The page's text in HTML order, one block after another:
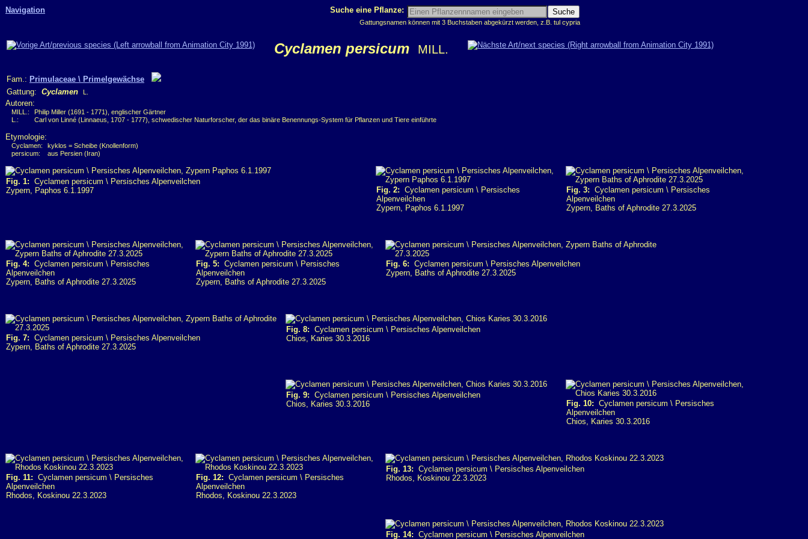
Navigation Suche eine Pflanze:
Gattungsnamen können mit 3 Buchstaben abgekürzt werden, z.B. tul cypria
Cyclamen persicum MILL.
Fam.: Primulaceae \ Primelgewächse
Gattung: Cyclamen L.
Autoren:
MILL.:
Philip Miller (1691 - 1771), englischer Gärtner
L.:
Carl von Linné (Linnaeus, 1707 - 1777), schwedischer Naturforscher, der das binäre Benennungs-System für Pflanzen und Tiere einführte
Etymologie:
Cyclamen:
kyklos = Scheibe (Knollenform)
persicum:
aus Persien (Iran)
Fig. 1: Cyclamen persicum \ Persisches Alpenveilchen
Zypern, Paphos 6.1.1997
Fig. 2: Cyclamen persicum \ Persisches
Alpenveilchen
Zypern, Paphos 6.1.1997
Fig. 3: Cyclamen persicum \ Persisches
Alpenveilchen
Zypern, Baths of Aphrodite 27.3.2025
Fig. 4: Cyclamen persicum \ Persisches
Alpenveilchen
Zypern, Baths of Aphrodite 27.3.2025
Fig. 5: Cyclamen persicum \ Persisches
Alpenveilchen
Zypern, Baths of Aphrodite 27.3.2025
Fig. 6: Cyclamen persicum \ Persisches Alpenveilchen
Zypern, Baths of Aphrodite 27.3.2025
Fig. 7: Cyclamen persicum \ Persisches Alpenveilchen
Zypern, Baths of Aphrodite 27.3.2025
Fig. 8: Cyclamen persicum \ Persisches Alpenveilchen
Chios, Karies 30.3.2016
Fig. 9: Cyclamen persicum \ Persisches Alpenveilchen
Chios, Karies 30.3.2016
Fig. 10: Cyclamen persicum \ Persisches
Alpenveilchen
Chios, Karies 30.3.2016
Fig. 11: Cyclamen persicum \ Persisches
Alpenveilchen
Rhodos, Koskinou 22.3.2023
Fig. 12: Cyclamen persicum \ Persisches
Alpenveilchen
Rhodos, Koskinou 22.3.2023
Fig. 13: Cyclamen persicum \ Persisches Alpenveilchen
Rhodos, Koskinou 22.3.2023
Fig. 14: Cyclamen persicum \ Persisches Alpenveilchen